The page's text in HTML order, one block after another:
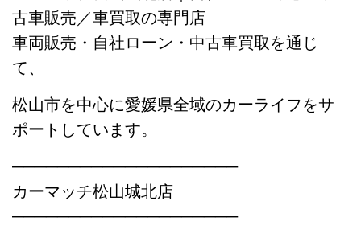
古車販売／車買取の専門店
車両販売・自社ローン・中古車買取を通じ
て、
松山市を中心に愛媛県全域のカーライフをサ
ポートしています。
────────────────────
カーマッチ松山城北店
────────────────────